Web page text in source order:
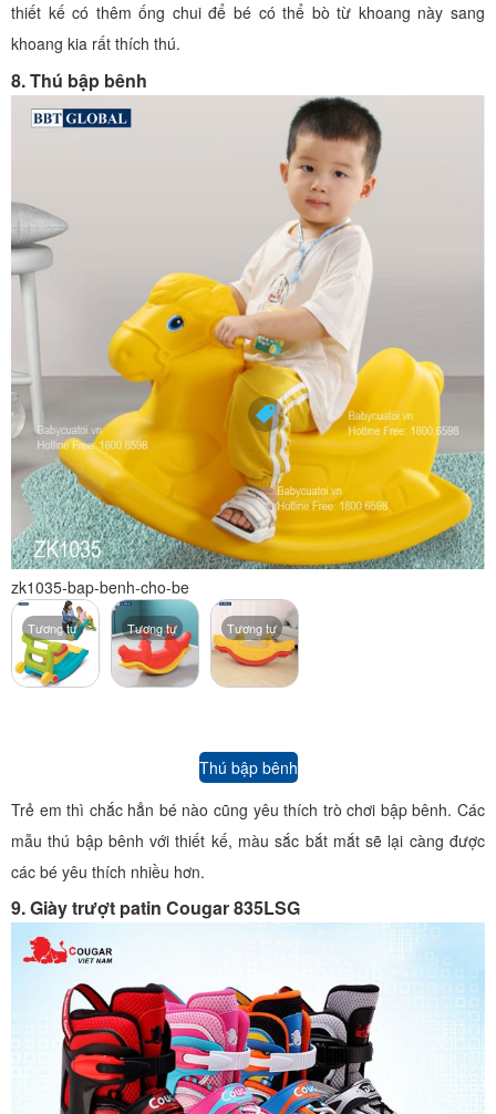
thiết kế có thêm ống chui để bé có thể bò từ khoang này sang
khoang kia rất thích thú.
8. Thú bập bênh
zk1035-bap-benh-cho-be
Tương tự Tương tự Tương tự
Thú bập bênh
Trẻ em thì chắc hẳn bé nào cũng yêu thích trò chơi bập bênh. Các
mẫu thú bập bênh với thiết kế, màu sắc bắt mắt sẽ lại càng được
các bé yêu thích nhiều hơn.
9. Giày trượt patin Cougar 835LSG